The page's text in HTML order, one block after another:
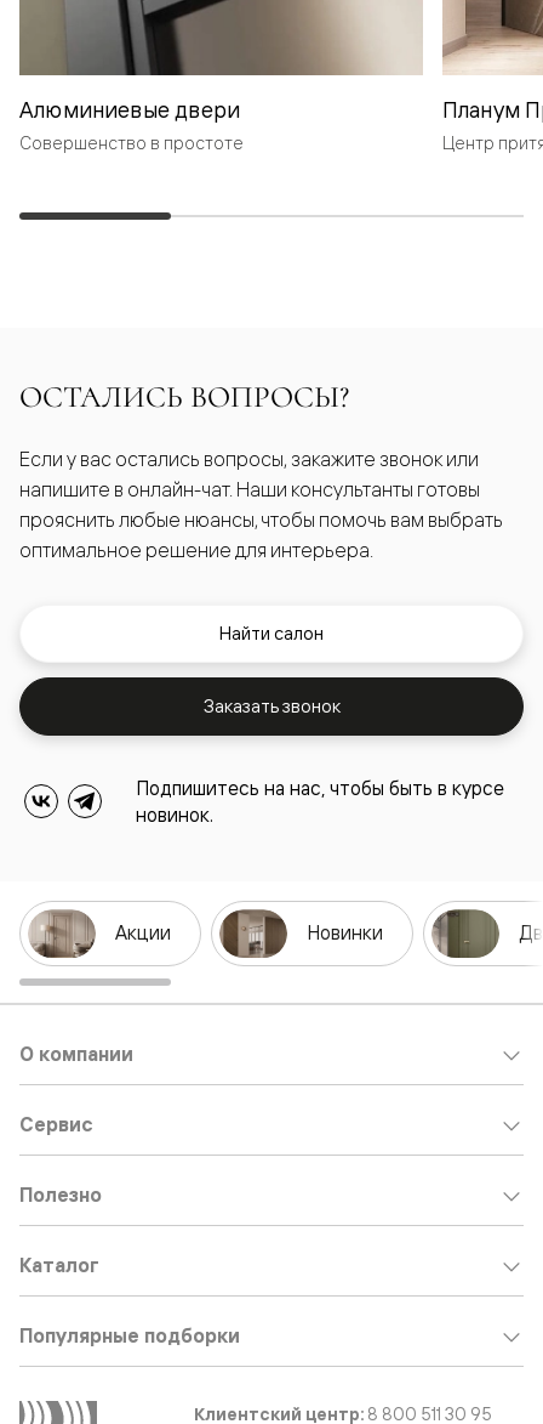
Алюминиевые двери
Совершенство в простоте
Планум
Центр
ОСТАЛИСЬ ВОПРОСЫ?
Если у вас остались вопросы, закажите звонок или
напишите в онлайн-чат. Наши консультанты готовы
прояснить любые нюансы, чтобы помочь вам выбрать
оптимальное решение для интерьера.
Найти салон
Заказать звонок
Подпишитесь на нас, чтобы быть в курсе
новинок.
Акции Новинки
О компании
Сервис
Полезно
Каталог
Популярные подборки
Клиентский центр: 8 800 511 30 95